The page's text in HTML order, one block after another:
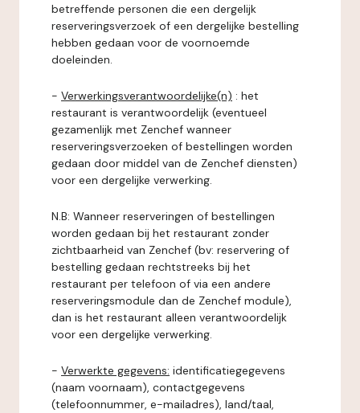
betreffende personen die een dergelijk
reserveringsverzoek of een dergelijke bestelling
hebben gedaan voor de voornoemde
doeleinden.
- Verwerkingsverantwoordelijke(n) : het
restaurant is verantwoordelijk (eventueel
gezamenlijk met Zenchef wanneer
reserveringsverzoeken of bestellingen worden
gedaan door middel van de Zenchef diensten)
voor een dergelijke verwerking.
N.B: Wanneer reserveringen of bestellingen
worden gedaan bij het restaurant zonder
zichtbaarheid van Zenchef (bv: reservering of
bestelling gedaan rechtstreeks bij het
restaurant per telefoon of via een andere
reserveringsmodule dan de Zenchef module),
dan is het restaurant alleen verantwoordelijk
voor een dergelijke verwerking.
- Verwerkte gegevens: identificatiegegevens
(naam voornaam), contactgegevens
(telefoonnummer, e-mailadres), land/taal,